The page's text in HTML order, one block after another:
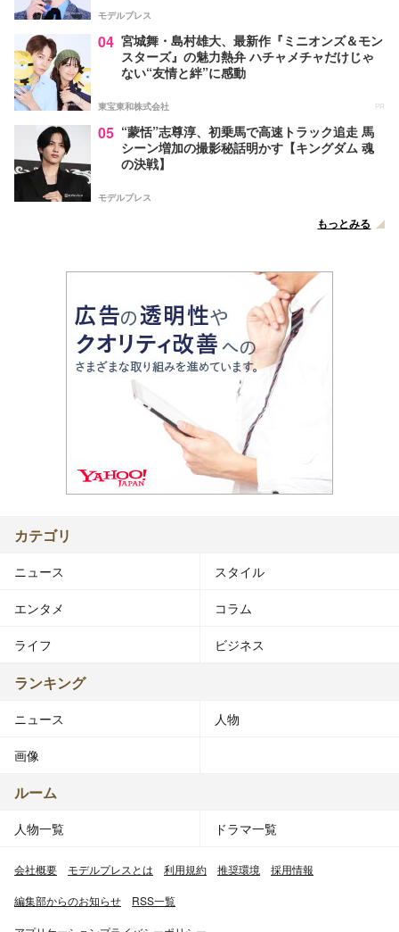
モデルプレス
04 宮城舞・島村雄大、最新作『ミニオンズ＆モン
スターズ』の魅力熱弁 ハチャメチャだけじゃ
ない“友情と絆”に感動
東宝東和株式会社 PR
05 “蒙恬”志尊淳、初乗馬で高速トラック追走 馬
シーン増加の撮影秘話明かす【キングダム 魂
の決戦】
モデルプレス
もっとみる
カテゴリ
ニュース スタイル
エンタメ コラム
ライフ ビジネス
ランキング
ニュース 人物
画像
ルーム
人物一覧 ドラマ一覧
会社概要 モデルプレスとは 利用規約 推奨環境 採用情報
編集部からのお知らせ RSS一覧